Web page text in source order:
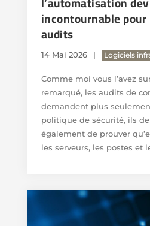
incontournable
audits
14 Mai 2026 Logiciels
Comme moi vous l’avez
remarqué, les audits de
demandent plus
politique de sécurité, ils
également de prouver
les serveurs, les postes et